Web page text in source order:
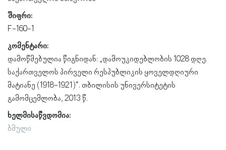
შიფრი:
F-160-1
კომენტარი:
დამოწმებულია წიგნიდან: „დამოუკიდებლობის 1028 დღე.
საქართველოს პირველი რესპუბლიკის ყოველდღიური
მატიანე (1918-1921)“. თბილისის უნივერსიტეტის
გამომცემლობა, 2013 წ.
ხელმისაწვდომია:
ბმული